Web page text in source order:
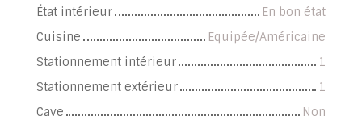
État intérieur
En bon état
Cuisine
Equipée/Américaine
Stationnement intérieur
1
Stationnement extérieur
1
Cave
Non